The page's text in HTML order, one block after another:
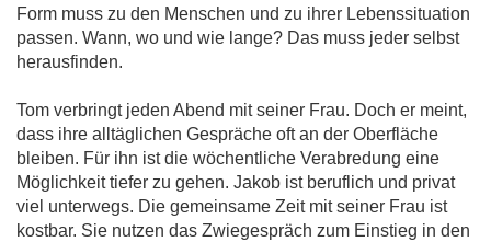
Form muss zu den Menschen und zu ihrer Lebenssituation
passen. Wann, wo und wie lange? Das muss jeder selbst
herausfinden.
Tom verbringt jeden Abend mit seiner Frau. Doch er meint,
dass ihre alltäglichen Gespräche oft an der Oberfläche
bleiben. Für ihn ist die wöchentliche Verabredung eine
Möglichkeit tiefer zu gehen. Jakob ist beruflich und privat
viel unterwegs. Die gemeinsame Zeit mit seiner Frau ist
kostbar. Sie nutzen das Zwiegespräch zum Einstieg in den